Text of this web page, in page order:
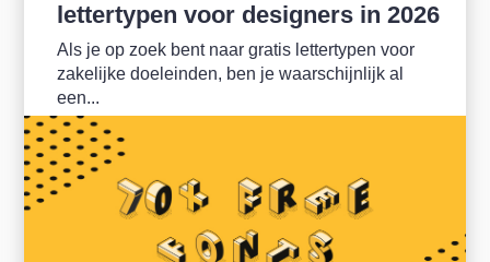
lettertypen voor designers in 2026
Als je op zoek bent naar gratis lettertypen voor
zakelijke doeleinden, ben je waarschijnlijk al
een...